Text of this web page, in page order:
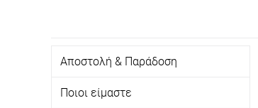
Αποστολή & Παράδοση
Ποιοι είμαστε